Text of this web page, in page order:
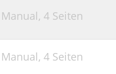
4 Seiten
4 Seiten